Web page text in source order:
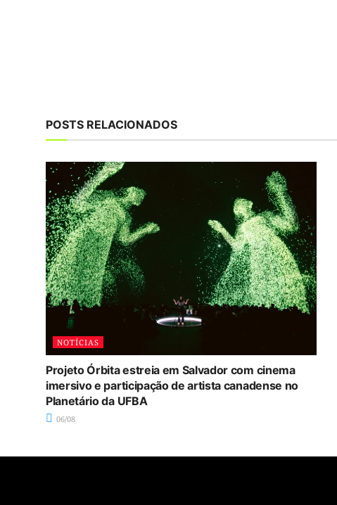
POSTS RELACIONADOS
NOTÍCIAS
Projeto Órbita estreia em Salvador com cinema
imersivo e participação de artista canadense no
Planetário da UFBA
06/08